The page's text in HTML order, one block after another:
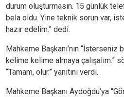
durum oluşturmasın. 15 günlük
bela oldu. Yine teknik sorun var,
hazır edelim.” dedi.
Mahkeme Başkanı’nın “İsterseniz
kelime kelime almaya çalışalım.”
“Tamam, olur.” yanıtını verdi.
Mahkeme Başkanı Aydoğdu’ya